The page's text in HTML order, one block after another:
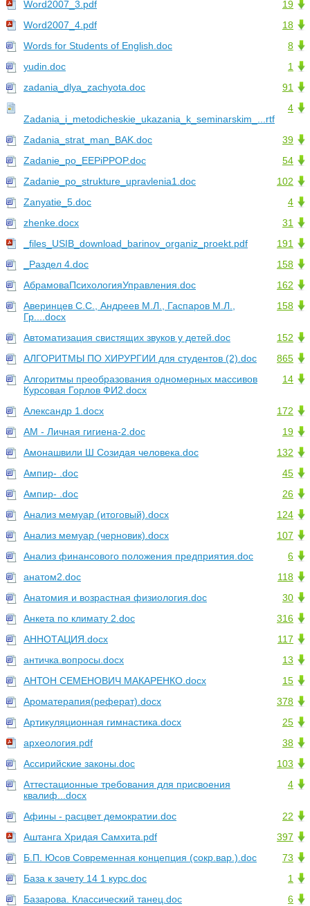
19
Word2007_3.pdf
18
Word2007_4.pdf
8
Words for Students of English.doc
1
yudin.doc
91
zadania_dlya_zachyota.doc
4
Zadania_i_metodicheskie_ukazania_k_seminarskim_...rtf
39
Zadania_strat_man_BAK.doc
54
Zadanie_po_EEPiPPOP.doc
102
Zadanie_po_strukture_upravlenia1.doc
4
Zanyatie_5.doc
31
zhenke.docx
191
_files_USIB_download_barinov_organiz_proekt.pdf
158
_Раздел 4.doc
162
АбрамоваПсихологияУправления.doc
158
Аверинцев С.С., Андреев М.Л., Гаспаров М.Л.,
Гр....docx
152
Автоматизация свистящих звуков у детей.doc
865
АЛГОРИТМЫ ПО ХИРУРГИИ для студентов (2).doc
14
Алгоритмы преобразования одномерных массивов
Курсовая Горлов ФИ2.docx
172
Александр 1.docx
19
АМ - Личная гигиена-2.doc
132
Амонашвили Ш Созидая человека.doc
45
Ампир- .doc
26
Ампир- .doc
124
Анализ мемуар (итоговый).docx
107
Анализ мемуар (черновик).docx
6
Анализ финансового положения предприятия.doc
118
анатом2.doc
30
Анатомия и возрастная физиология.doc
316
Анкета по климату 2.doc
117
АННОТАЦИЯ.docx
13
античка.вопросы.docx
15
АНТОН СЕМЕНОВИЧ МАКАРЕНКО.docx
378
Ароматерапия(реферат).docx
25
Артикуляционная гимнастика.docx
38
археология.pdf
103
Ассирийские законы.doc
4
Аттестационные требования для присвоения
квалиф...docx
22
Афины - расцвет демократии.doc
397
Аштанга Хридая Самхита.pdf
73
Б.П. Юсов Современная концепция (сокр.вар.).doc
1
База к зачету 14 1 курс.doc
6
Базарова. Классический танец.doc